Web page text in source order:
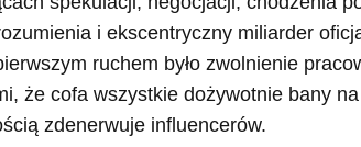
i ekscentryczny miliarder
ruchem było zwolnienie
że cofa wszystkie dożywotnie bany
zdenerwuje influencerów.